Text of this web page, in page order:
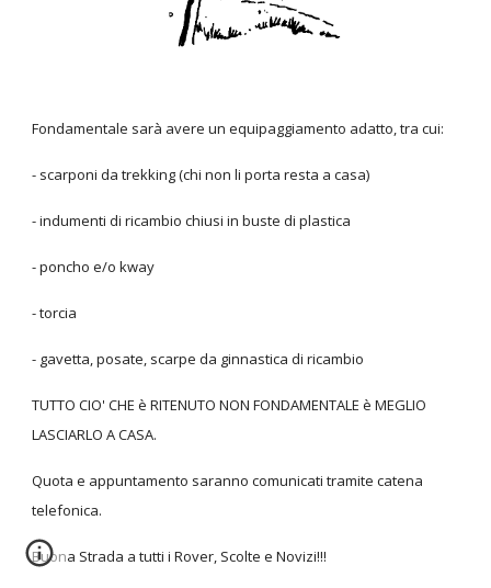
Fondamentale sarà avere un equipaggiamento adatto, tra cui:
- scarponi da trekking (chi non li porta resta a casa)
- indumenti di ricambio chiusi in buste di plastica
- poncho e/o kway
- torcia
- gavetta, posate, scarpe da ginnastica di ricambio
TUTTO CIO' CHE è RITENUTO NON FONDAMENTALE è MEGLIO
LASCIARLO A CASA.
Quota e appuntamento saranno comunicati tramite catena
telefonica.
Buona Strada a tutti i Rover, Scolte e Novizi!!!